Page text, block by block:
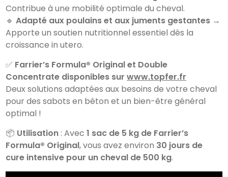
Contribue à une mobilité optimale du cheval.
🔹Adapté aux poulains et aux juments gestantes →
Apporte un soutien nutritionnel essentiel dès la
croissance in utero.
✅ Farrier’s Formula® Original et Double
Concentrate disponibles surwww.topfer.fr
Deux solutions adaptées aux besoins de votre cheval
pour des sabots en béton et un bien-être général
optimal !
📦 Utilisation : Avec1 sac de 5 kg de Farrier’s
Formula® Original, vous avez environ 30 jours de
cure intensive pour un cheval de 500 kg.